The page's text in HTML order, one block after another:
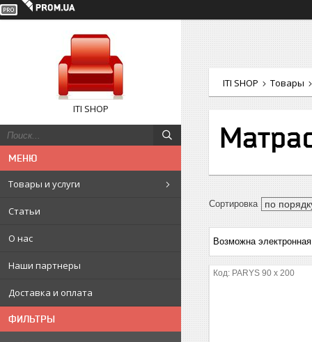
ITI SHOP
Товары и услуги
Статьи
О нас
Наши партнеры
Доставка и оплата
ФИЛЬТРЫ
ITI SHOP Товары
PARYS 90 x 200